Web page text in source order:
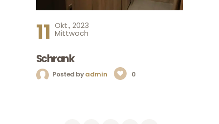
11 Okt., 2023
Mittwoch
Schrank
Posted byadmin 0